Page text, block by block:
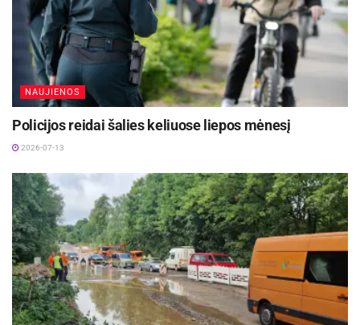
NAUJIENOS
Policijos reidai šalies keliuose liepos mėnesį
2026-07-13